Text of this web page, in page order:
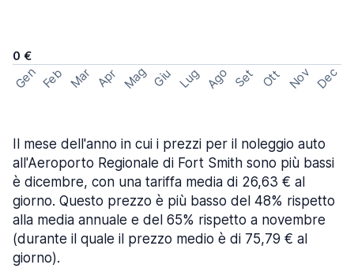
0 €
Gen Feb Mar Apr Mag Giu Lug Ago Set Ott Nov Dec
Il mese dell'anno in cui i prezzi per il noleggio auto
all'Aeroporto Regionale di Fort Smith sono più bassi
è dicembre, con una tariffa media di 26,63 € al
giorno. Questo prezzo è più basso del 48% rispetto
alla media annuale e del 65% rispetto a novembre
(durante il quale il prezzo medio è di 75,79 € al
giorno).